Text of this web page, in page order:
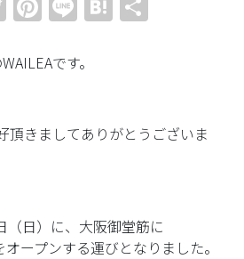
です。
頂きましてありがとうございま
（日）に、大阪御堂筋に
ープンする運びとなりました。